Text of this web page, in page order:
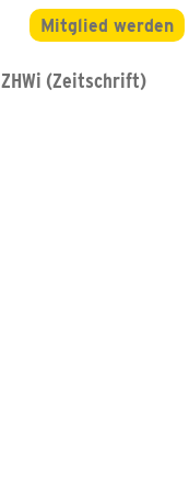
Mitglied werden
ZHWi (Zeitschrift)